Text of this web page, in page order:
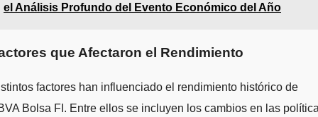
el Análisis Profundo del Evento Económico del Año
que Afectaron el Rendimiento
factores han influenciado el rendimiento histórico de
Bolsa FI. Entre ellos se incluyen los cambios en las